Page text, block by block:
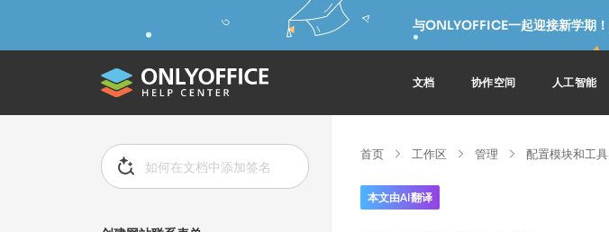
与ONLYOFFICE一起迎接新学期！
文档 协作空间 人工智能
首页 工作区 管理 配置模块和工具
本文由AI翻译